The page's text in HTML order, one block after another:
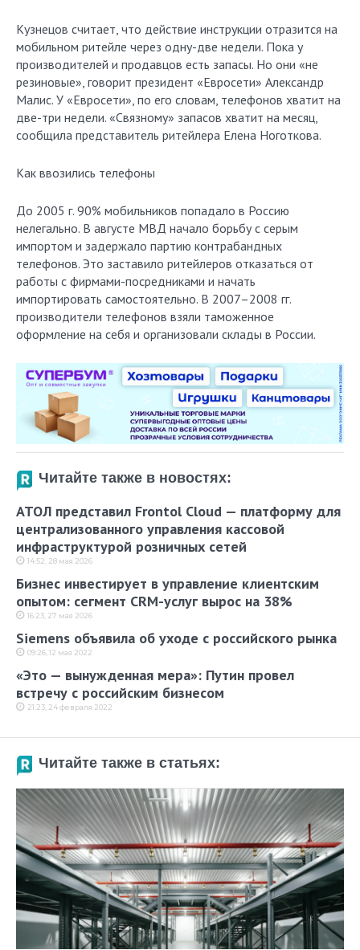
Кузнецов считает, что действие инструкции отразится на
мобильном ритейле через одну-две недели. Пока у
производителей и продавцов есть запасы. Но они «не
резиновые», говорит президент «Евросети» Александр
Малис. У «Евросети», по его словам, телефонов хватит на
две-три недели. «Связному» запасов хватит на месяц,
сообщила представитель ритейлера Елена Ноготкова.
Как ввозились телефоны
До 2005 г. 90% мобильников попадало в Россию
нелегально. В августе МВД начало борьбу с серым
импортом и задержало партию контрабандных
телефонов. Это заставило ритейлеров отказаться от
работы с фирмами-посредниками и начать
импортировать самостоятельно. В 2007–2008 гг.
производители телефонов взяли таможенное
оформление на себя и организовали склады в России.
Читайте также в новостях:
АТОЛ представил Frontol Cloud — платформу для
централизованного управления кассовой
инфраструктурой розничных сетей
14:52, 28 мая 2026
Бизнес инвестирует в управление клиентским
опытом: сегмент CRM-услуг вырос на 38%
16:23, 27 мая 2026
Siemens объявила об уходе с российского рынка
09:26, 12 мая 2022
«Это — вынужденная мера»: Путин провел
встречу с российским бизнесом
21:23, 24 февраля 2022
Читайте также в статьях: